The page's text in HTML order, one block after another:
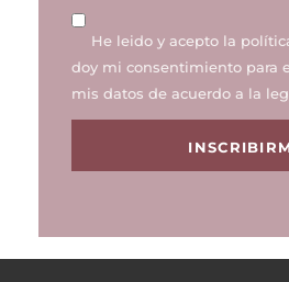
He leido y acepto la
doy mi consentimiento para
mis datos de acuerdo a la